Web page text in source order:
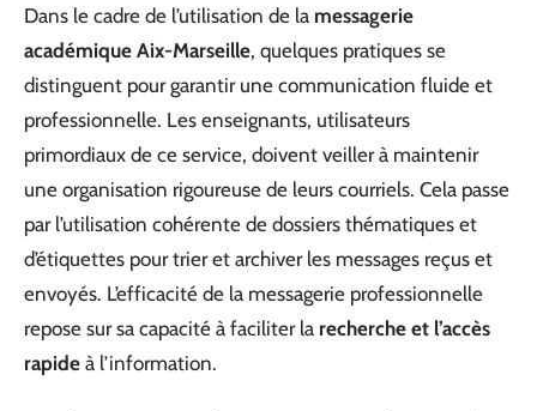
Dans le cadre de l’utilisation de la messagerie
académique Aix-Marseille, quelques pratiques se
distinguent pour garantir une communication fluide et
professionnelle. Les enseignants, utilisateurs
primordiaux de ce service, doivent veiller à maintenir
une organisation rigoureuse de leurs courriels. Cela passe
par l’utilisation cohérente de dossiers thématiques et
d’étiquettes pour trier et archiver les messages reçus et
envoyés. L’efficacité de la messagerie professionnelle
repose sur sa capacité à faciliter la recherche et l’accès
rapide à l’information.